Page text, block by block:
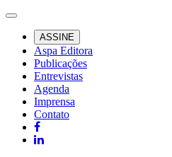
ASSINE
Aspa Editora
Publicações
Entrevistas
Agenda
Imprensa
Contato